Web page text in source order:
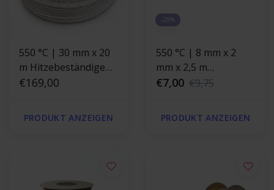
550 °C | 30 mm x 20
m Hitzebeständige
Dichtschnur |
€169,00
PRODUKT ANZEIGEN
-28%
550 °C | 8 mm x 2
mm x 2,5 m
Hitzebeständige
€7,00 €9,75
PRODUKT ANZEIGEN